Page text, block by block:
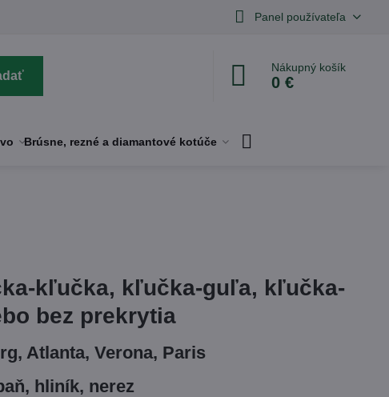
Panel používateľa
Nákupný košík
0 €
Brúsne, rezné a diamantové kotúče
kľučka, kľučka-guľa, kľučka-
bez prekrytia
Atlanta, Verona, Paris
hliník, nerez